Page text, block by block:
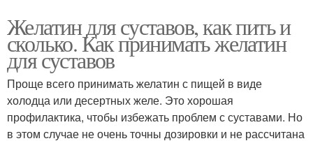
Желатин для суставов, как пить и
сколько. Как принимать желатин
для суставов
Проще всего принимать желатин с пищей в виде
холодца или десертных желе. Это хорошая
профилактика, чтобы избежать проблем с суставами. Но
в этом случае не очень точны дозировки и не рассчитана